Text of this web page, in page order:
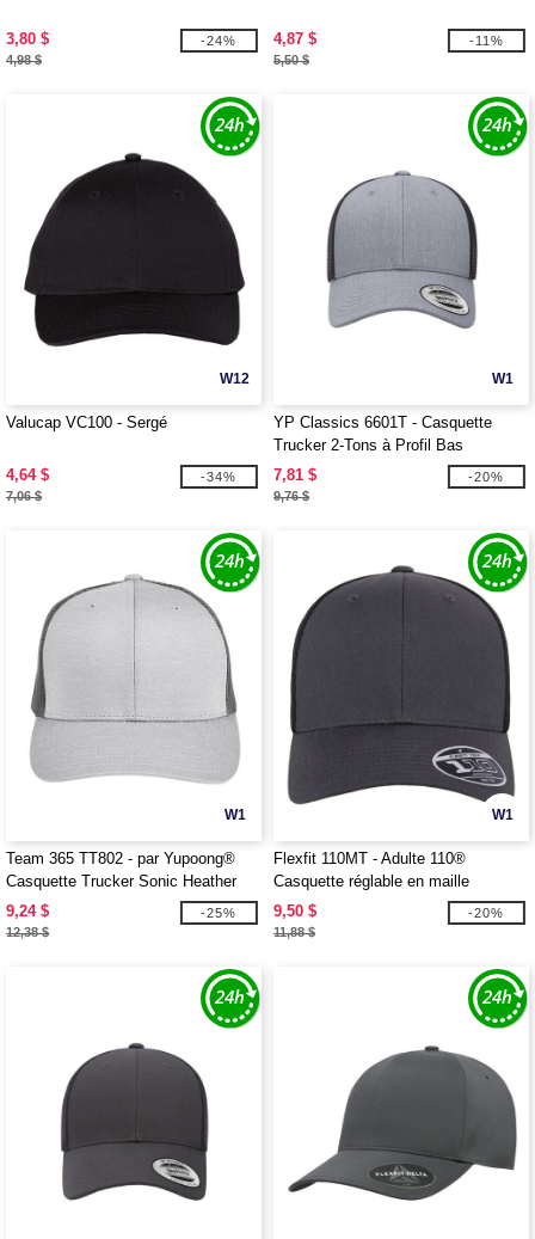
3,80 $
4,98 $
-24% 4,87 $
5,50 $
-11%
W12
Valucap VC100 - Sergé
4,64 $
7,06 $
-34%
W1
YP Classics 6601T - Casquette
Trucker 2-Tons à Profil Bas
7,81 $
9,76 $
-20%
W1
Team 365 TT802 - par Yupoong®
Casquette Trucker Sonic Heather
Zone pour Adultes
9,24 $
12,38 $
-25%
W1
Flexfit 110MT - Adulte 110®
Casquette réglable en maille
9,50 $
11,88 $
-20%